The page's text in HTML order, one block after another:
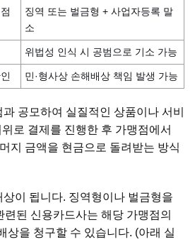
징역 또는 벌금형 + 사업자등록 말
소
위법성 인식 시 공범으로 기소 가능
민·형사상 손해배상 책임 발생 가능
공모하여 실질적인 상품이나 서비
로 결제를 진행한 후 가맹점에서
지 금액을 현금으로 돌려받는 방식
이 됩니다. 징역형이나 벌금형을
련된 신용카드사는 해당 가맹점의
상을 청구할 수 있습니다. (아래 실